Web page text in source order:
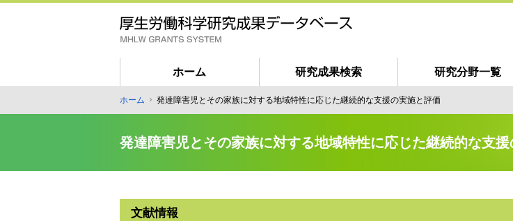
テ
名
ザ
ホーム 研究成果検索 研究分野一覧
ホーム 発達障害児とその家族に対する地域特性に応じた継続的な支援の実施と評価
発達障害児とその家族に対する地域特性に応じた継続的な支
文献情報